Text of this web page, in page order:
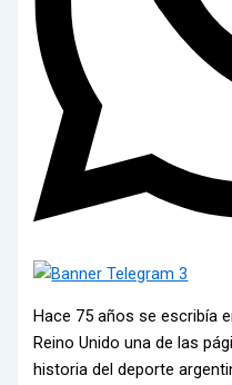
Hace 75 años se escribía
Reino Unido una de las
historia del deporte